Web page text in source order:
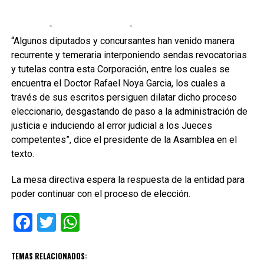
“Algunos diputados y concursantes han venido manera
recurrente y temeraria interponiendo sendas revocatorias
y tutelas contra esta Corporación, entre los cuales se
encuentra el Doctor Rafael Noya Garcia, los cuales a
través de sus escritos persiguen dilatar dicho proceso
eleccionario, desgastando de paso a la administración de
justicia e induciendo al error judicial a los Jueces
competentes”, dice el presidente de la Asamblea en el
texto.
La mesa directiva espera la respuesta de la entidad para
poder continuar con el proceso de elección.
Facebook
TwitterWhatsApp
TEMAS RELACIONADOS: